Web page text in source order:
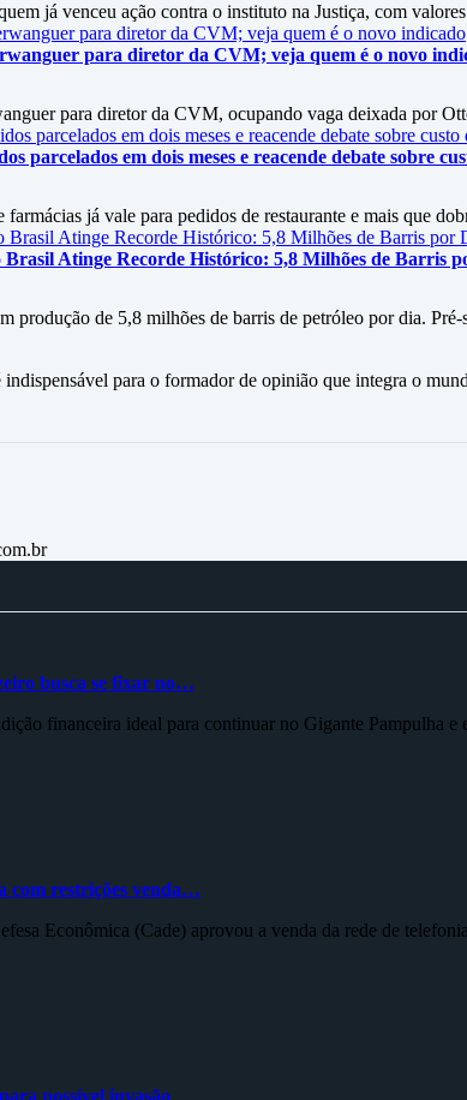
já venceu ação contra o instituto na Justiça, com
para diretor da CVM; veja quem é o novo
para diretor da CVM, ocupando vaga deixada por
parcelados em dois meses e reacende debate sobre
farmácias já vale para pedidos de restaurante e mais que
Brasil Atinge Recorde Histórico: 5,8 Milhões de Barris
produção de 5,8 milhões de barris de petróleo por dia.
para o formador de opinião que integra o
busca se fixar no…
financeira ideal para continuar no Gigante Pampulha
com restrições venda…
Econômica (Cade) aprovou a venda da rede de
possível invasão